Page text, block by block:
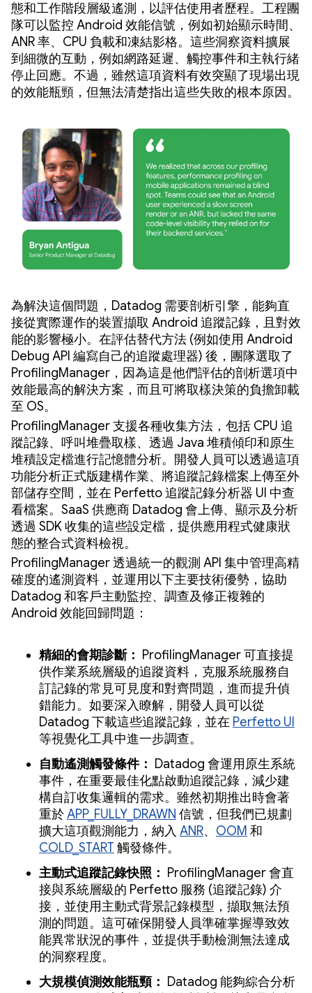
態和工作階段層級遙測，以評估使用者歷程。工程團
隊可以監控 Android 效能信號，例如初始顯示時間、
ANR 率、CPU 負載和凍結影格。這些洞察資料擴展
到細微的互動，例如網路延遲、觸控事件和主執行緒
停止回應。不過，雖然這項資料有效突顯了現場出現
的效能瓶頸，但無法清楚指出這些失敗的根本原因。
為解決這個問題，Datadog 需要剖析引擎，能夠直
接從實際運作的裝置擷取 Android 追蹤記錄，且對效
能的影響極小。在評估替代方法 (例如使用 Android
Debug API 編寫自己的追蹤處理器) 後，團隊選取了
ProfilingManager，因為這是他們評估的剖析選項中
效能最高的解決方案，而且可將取樣決策的負擔卸載
至 OS。
ProfilingManager 支援各種收集方法，包括 CPU 追
蹤記錄、呼叫堆疊取樣、透過 Java 堆積傾印和原生
堆積設定檔進行記憶體分析。開發人員可以透過這項
功能分析正式版建構作業、將追蹤記錄檔案上傳至外
部儲存空間，並在 Perfetto 追蹤記錄分析器 UI 中查
看檔案。SaaS 供應商 Datadog 會上傳、顯示及分析
透過 SDK 收集的這些設定檔，提供應用程式健康狀
態的整合式資料檢視。
ProfilingManager 透過統一的觀測 API 集中管理高精
確度的遙測資料，並運用以下主要技術優勢，協助
Datadog 和客戶主動監控、調查及修正複雜的
Android 效能回歸問題：
精細的會期診斷： ProfilingManager 可直接提
供作業系統層級的追蹤資料，克服系統服務自
訂記錄的常見可見度和對齊問題，進而提升偵
錯能力。如要深入瞭解，開發人員可以從
Datadog 下載這些追蹤記錄，並在 Perfetto UI
等視覺化工具中進一步調查。
自動遙測觸發條件： Datadog 會運用原生系統
事件，在重要最佳化點啟動追蹤記錄，減少建
構自訂收集邏輯的需求。雖然初期推出時會著
重於APP_FULLY_DRAWN 信號，但我們已規劃
擴大這項觀測能力，納入 ANR、 OOM 和
COLD_START 觸發條件。
主動式追蹤記錄快照： ProfilingManager 會直
接與系統層級的 Perfetto 服務 (追蹤記錄) 介
接，並使用主動式背景記錄模型，擷取無法預
測的問題。這可確保開發人員準確掌握導致效
能異常狀況的事件，並提供手動檢測無法達成
的洞察程度。
大規模偵測效能瓶頸： Datadog 能夠綜合分析